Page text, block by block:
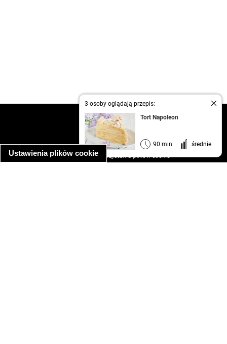
Ustawienia plików cookie
3 osoby oglądają przepis:
Tort Napoleon
90 min. średnie
kontakt
regulamin
informacja o prywatności
informacja o wykorzystaniu plików cookie